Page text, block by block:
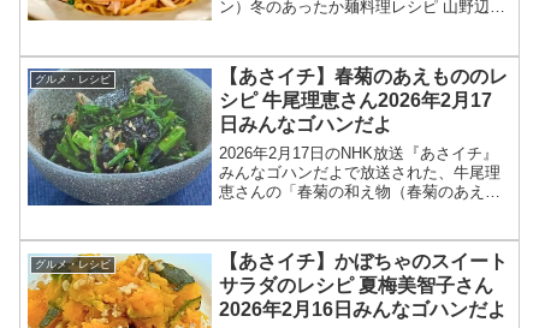
ン）冬のあったか麺料理レシピ 山野辺仁
「あさイチ」では、KiraKiraキッチンで...
グルメ・レシピ
【あさイチ】春菊のあえもののレ
シピ 牛尾理恵さん2026年2月17
日みんなゴハンだよ
2026年2月17日のNHK放送『あさイチ』
みんなゴハンだよで放送された、牛尾理
恵さんの「春菊の和え物（春菊のあえも
の牛尾理恵さんが登場！春菊のあえもの
のレシピを教え...
グルメ・レシピ
【あさイチ】かぼちゃのスイート
サラダのレシピ 夏梅美智子さん
2026年2月16日みんなゴハンだよ